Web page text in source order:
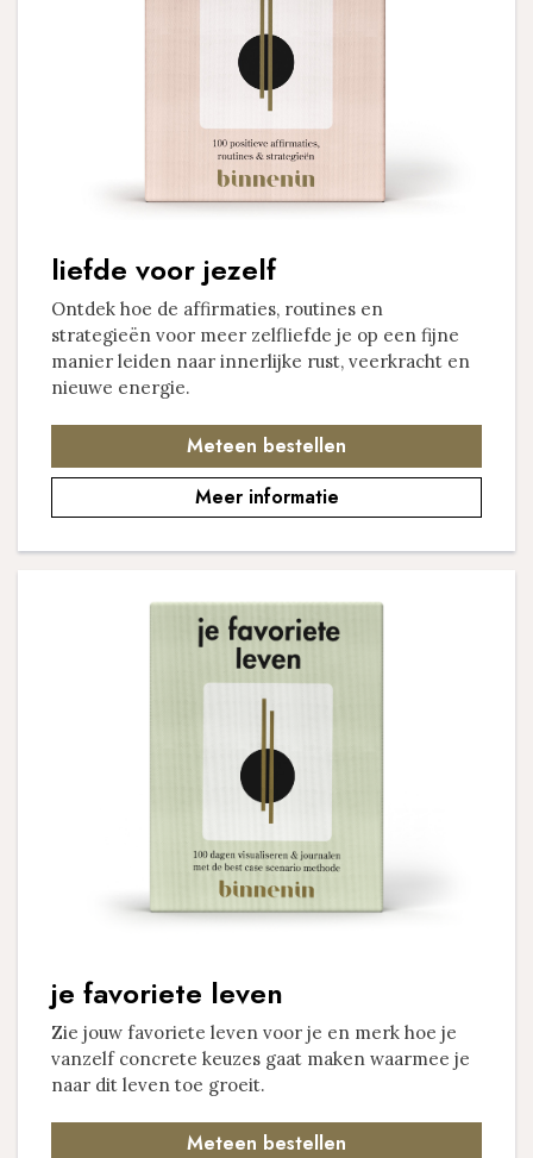
liefde voor jezelf
Ontdek hoe de affirmaties, routines en ​
strategieën voor meer zelfliefde je op een fijne
manier leiden ​naar innerlijke rust, veerkracht en
nieuwe energie.
Meteen bestellen
Meer informatie
je favoriete leven
Zie jouw favoriete leven voor je en merk hoe je ​
vanzelf concrete keuzes gaat maken ​waarmee je
naar dit leven toe groeit.
Meteen bestellen